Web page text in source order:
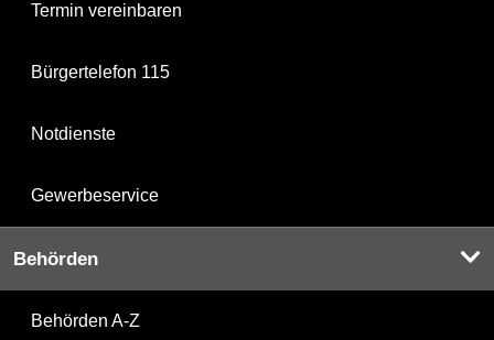
Termin vereinbaren
Bürgertelefon 115
Notdienste
Gewerbeservice
Behörden
Behörden A-Z